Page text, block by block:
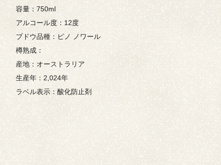
容量：750ml
アルコール度：12度
ブドウ品種：ピノ ノワール
樽熟成：
産地：オーストラリア
生産年：2,024年
ラベル表示：酸化防止剤